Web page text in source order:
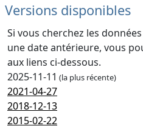
Versions disponibles
Si vous cherchez les
une date antérieure, vous
aux liens ci-dessous.
2025-11-11 (la plus récente)
2021-04-27
2018-12-13
2015-02-22